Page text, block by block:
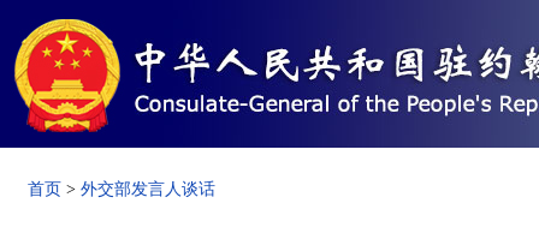
首页 > 外交部发言人谈话